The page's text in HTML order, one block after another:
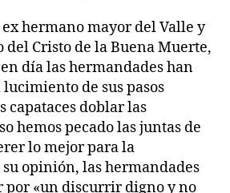
ex hermano mayor del Valle y
del Cristo de la Buena Muerte,
día las hermandades han
de sus pasos
capataces doblar las
hemos pecado las juntas de
lo mejor para la
opinión, las hermandades
por «un discurrir digno y no